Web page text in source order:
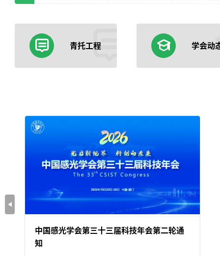
青托工程 学会动
中国感光学会第三十三届科技年会第二轮通
知